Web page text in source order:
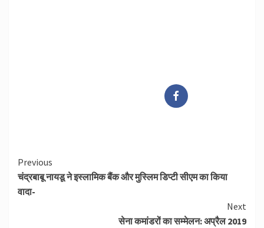
Continue
Reading
Previous
चंद्रबाबू नायडू ने इस्लामिक बैंक और मुस्लिम डिप्टी सीएम का किया
वादा-
Next
सेना कमांडरों का सम्मेलन: अप्रैल 2019